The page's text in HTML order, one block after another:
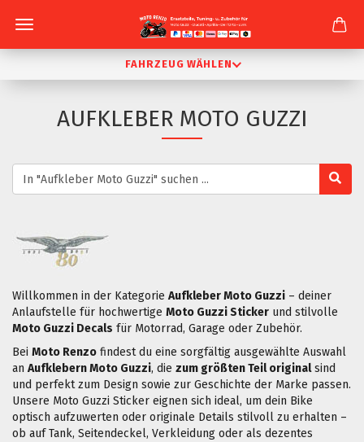
FAHRZEUG WÄHLEN
AUFKLEBER MOTO GUZZI
Willkommen in der Kategorie Aufkleber Moto Guzzi – deiner
Anlaufstelle für hochwertige Moto Guzzi Sticker und stilvolle
Moto Guzzi Decals für Motorrad, Garage oder Zubehör.
Bei Moto Renzo findest du eine sorgfältig ausgewählte Auswahl
an Aufklebern Moto Guzzi, die zum größten Teil originalsind
und perfekt zum Design sowie zur Geschichte der Marke passen.
Unsere Moto Guzzi Sticker eignen sich ideal, um dein Bike
optisch aufzuwerten oder originale Details stilvoll zu erhalten –
ob auf Tank, Seitendeckel, Verkleidung oder als dezentes